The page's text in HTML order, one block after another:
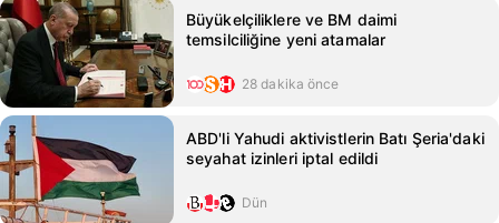
Büyükelçiliklere ve BM daimi
temsilciliğine yeni atamalar
28 dakika önce
ABD'li Yahudi aktivistlerin Batı Şeria'daki
seyahat izinleri iptal edildi
Dün